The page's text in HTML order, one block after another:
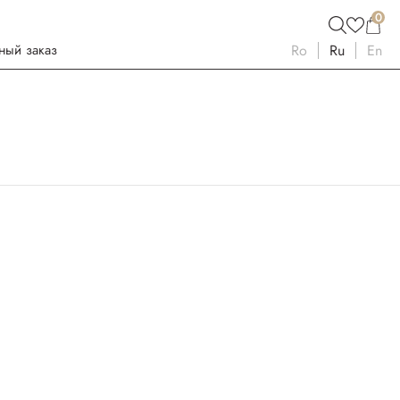
0
заказ Ro Ru En